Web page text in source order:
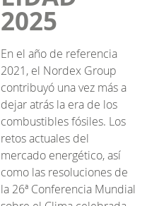
2025
En el año de referencia
2021, el Nordex Group
contribuyó una vez más a
dejar atrás la era de los
combustibles fósiles. Los
retos actuales del
mercado energético, así
como las resoluciones de
la 26ª Conferencia Mundial